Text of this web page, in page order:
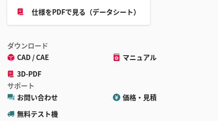
仕様をPDFで見る（データシート）
ダウンロード
CAD / CAE
マニュアル
3D-PDF
サポート
お問い合わせ
価格・見積
無料テスト機